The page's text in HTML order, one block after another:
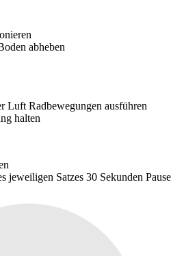
abheben
Luft Radbewegungen ausführen
halten
jeweiligen Satzes 30 Sekunden Pause